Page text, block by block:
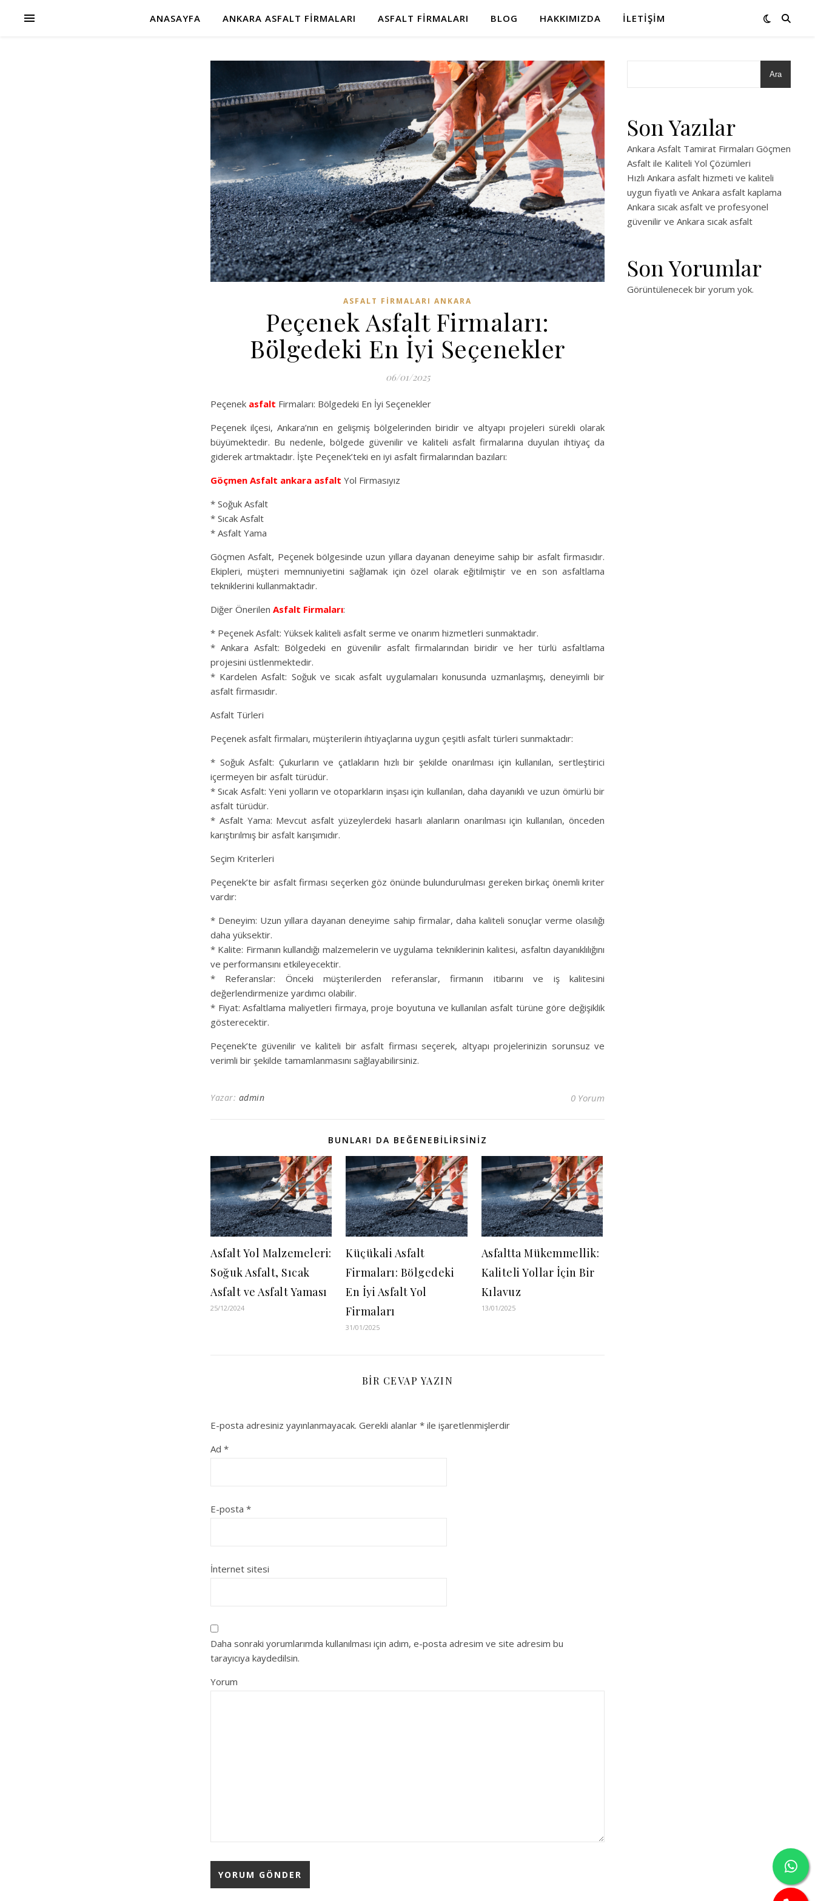
ANASAYFA ANKARA ASFALT FIRMALARI ASFALT FIRMALARI BLOG HAKKIMIZDA İLETIŞIM
ASFALT FIRMALARI ANKARA
Peçenek Asfalt Firmaları:
Bölgedeki En İyi Seçenekler
06/01/2025
Peçenek asfalt Firmaları: Bölgedeki En İyi Seçenekler
Peçenek ilçesi, Ankara’nın en gelişmiş bölgelerinden biridir ve altyapı projeleri sürekli olarak
büyümektedir. Bu nedenle, bölgede güvenilir ve kaliteli asfalt firmalarına duyulan ihtiyaç da
giderek artmaktadır. İşte Peçenek’teki en iyi asfalt firmalarından bazıları:
Göçmen Asfalt ankara asfalt Yol Firmasıyız
* Soğuk Asfalt
* Sıcak Asfalt
* Asfalt Yama
Göçmen Asfalt, Peçenek bölgesinde uzun yıllara dayanan deneyime sahip bir asfalt firmasıdır.
Ekipleri, müşteri memnuniyetini sağlamak için özel olarak eğitilmiştir ve en son asfaltlama
tekniklerini kullanmaktadır.
Diğer Önerilen Asfalt Firmaları:
* Peçenek Asfalt: Yüksek kaliteli asfalt serme ve onarım hizmetleri sunmaktadır.
* Ankara Asfalt: Bölgedeki en güvenilir asfalt firmalarından biridir ve her türlü asfaltlama
projesini üstlenmektedir.
* Kardelen Asfalt: Soğuk ve sıcak asfalt uygulamaları konusunda uzmanlaşmış, deneyimli bir
asfalt firmasıdır.
Asfalt Türleri
Peçenek asfalt firmaları, müşterilerin ihtiyaçlarına uygun çeşitli asfalt türleri sunmaktadır:
* Soğuk Asfalt: Çukurların ve çatlakların hızlı bir şekilde onarılması için kullanılan, sertleştirici
içermeyen bir asfalt türüdür.
* Sıcak Asfalt: Yeni yolların ve otoparkların inşası için kullanılan, daha dayanıklı ve uzun ömürlü bir
asfalt türüdür.
* Asfalt Yama: Mevcut asfalt yüzeylerdeki hasarlı alanların onarılması için kullanılan, önceden
karıştırılmış bir asfalt karışımıdır.
Seçim Kriterleri
Peçenek’te bir asfalt firması seçerken göz önünde bulundurulması gereken birkaç önemli kriter
vardır:
* Deneyim: Uzun yıllara dayanan deneyime sahip firmalar, daha kaliteli sonuçlar verme olasılığı
daha yüksektir.
* Kalite: Firmanın kullandığı malzemelerin ve uygulama tekniklerinin kalitesi, asfaltın dayanıklılığını
ve performansını etkileyecektir.
* Referanslar: Önceki müşterilerden referanslar, firmanın itibarını ve iş kalitesini
değerlendirmenize yardımcı olabilir.
* Fiyat: Asfaltlama maliyetleri firmaya, proje boyutuna ve kullanılan asfalt türüne göre değişiklik
gösterecektir.
Peçenek’te güvenilir ve kaliteli bir asfalt firması seçerek, altyapı projelerinizin sorunsuz ve
verimli bir şekilde tamamlanmasını sağlayabilirsiniz.
Yazar: admin 0 Yorum
BUNLARI DA BEĞENEBILIRSINIZ
Asfalt Yol Malzemeleri:
Soğuk Asfalt, Sıcak
Asfalt ve Asfalt Yaması
25/12/2024
Küçükali Asfalt
Firmaları: Bölgedeki
En İyi Asfalt Yol
Firmaları
31/01/2025
Asfaltta Mükemmellik:
Kaliteli Yollar İçin Bir
Kılavuz
13/01/2025
BIR CEVAP YAZIN
E-posta adresiniz yayınlanmayacak. Gerekli alanlar * ile işaretlenmişlerdir
Ad *
E-posta *
İnternet sitesi
Daha sonraki yorumlarımda kullanılması için adım, e-posta adresim ve site adresim bu
tarayıcıya kaydedilsin.
Yorum
Ara
Son Yazılar
Ankara Asfalt Tamirat Firmaları Göçmen
Asfalt ile Kaliteli Yol Çözümleri
Hızlı Ankara asfalt hizmeti ve kaliteli
uygun fiyatlı ve Ankara asfalt kaplama
Ankara sıcak asfalt ve profesyonel
güvenilir ve Ankara sıcak asfalt
Son Yorumlar
Görüntülenecek bir yorum yok.